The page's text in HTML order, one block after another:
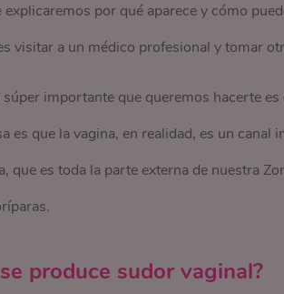
explicaremos por qué aparece y cómo
visitar a un médico profesional y tomar
importante que queremos hacerte es
es que la vagina, en realidad, es un
que es toda la parte externa de nuestra
produce sudor vaginal?